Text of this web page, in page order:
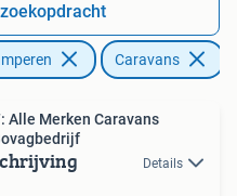
Caravans
Alle Merken Caravans
Bovagbedrijf
Details